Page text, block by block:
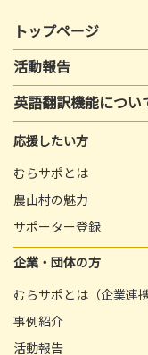
トップページ
活動報告
英語翻訳機能につい
応援したい方
むらサポとは
農山村の魅力
サポーター登録
企業・団体の方
むらサポとは（企業連携
事例紹介
活動報告